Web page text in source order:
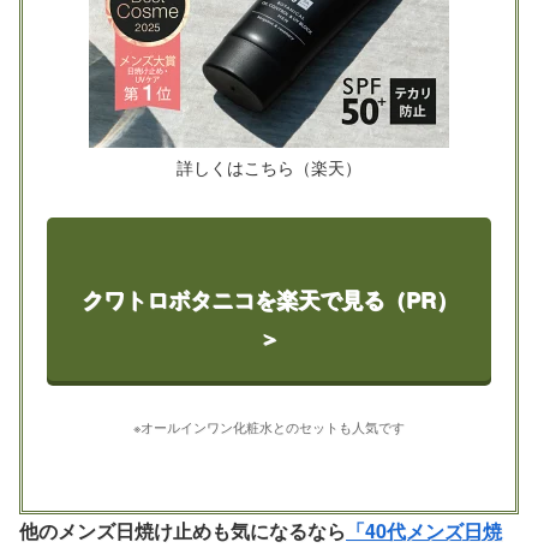
詳しくはこちら（楽天）
クワトロボタニコを楽天で見る（PR）
＞
※オールインワン化粧水とのセットも人気です
他のメンズ日焼け止めも気になるなら 「40代メンズ日焼